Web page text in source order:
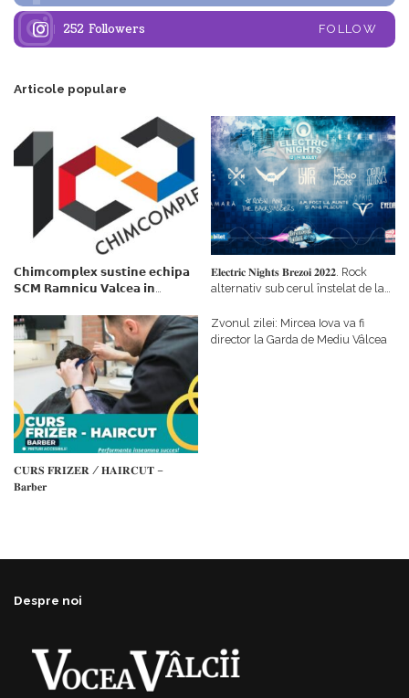
252 Followers FOLLOW
Articole populare
𝗖𝗵𝗶𝗺𝗰𝗼𝗺𝗽𝗹𝗲𝘅 𝘀𝘂𝘀𝘁𝗶𝗻𝗲 𝗲𝗰𝗵𝗶𝗽𝗮
𝗦𝗖𝗠 𝗥𝗮𝗺𝗻𝗶𝗰𝘂 𝗩𝗮𝗹𝗰𝗲𝗮 𝗶𝗻
𝗳𝗶𝗻𝗮𝗻𝘁𝗮𝘁𝗼𝗿
𝐄𝐥𝐞𝐜𝐭𝐫𝐢𝐜 𝐍𝐢𝐠𝐡𝐭𝐬 𝐁𝐫𝐞𝐳𝐨𝐢 𝟐𝟎𝟐𝟐. Rock
alternativ sub cerul înstelat de la
𝐂𝐔𝐑𝐒 𝐅𝐑𝐈𝐙𝐄𝐑 / 𝐇𝐀𝐈𝐑𝐂𝐔𝐓 –
𝐁𝐚𝐫𝐛𝐞𝐫
Zvonul zilei: Mircea Iova va fi
director la Garda de Mediu Vâlcea
Despre noi